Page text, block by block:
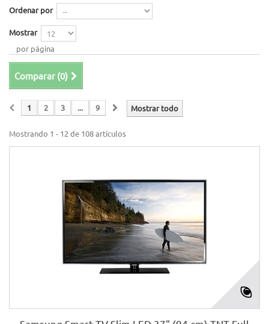
Ordenar por
Mostrar
por página
Comparar (0)
Mostrar todo
1 2 3 ... 9
Mostrando 1 - 12 de 108 artículos